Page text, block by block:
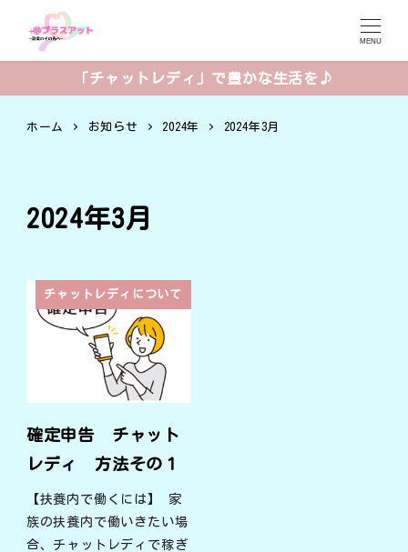
MENU
「チャットレディ」で豊かな生活を♪
ホーム お知らせ 2024年 2024年3月
2024年3月
チャットレディについて
確定申告 チャット
レディ 方法その１
【扶養内で働くには】 家
族の扶養内で働いきたい場
合、チャットレディで稼ぎ